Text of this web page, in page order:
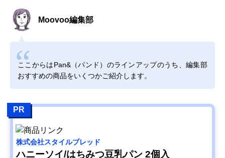
Moovoo編集部
ここからはPan&（パンド）のラインアップのうち、編集部
おすすめの商品をいくつかご紹介します。
PR
株式会社スタイルブレッド
ハニーソイ/はちみつ豆乳パン 2個入